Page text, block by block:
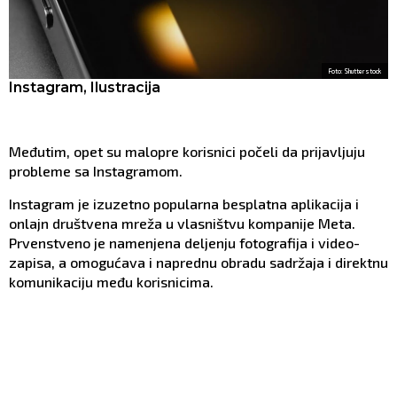
Foto: Shutterstock
Instagram, Ilustracija
Međutim, opet su malopre korisnici počeli da prijavljuju
probleme sa Instagramom.
Instagram je izuzetno popularna besplatna aplikacija i
onlajn društvena mreža u vlasništvu kompanije Meta.
Prvenstveno je namenjena deljenju fotografija i video-
zapisa, a omogućava i naprednu obradu sadržaja i direktnu
komunikaciju među korisnicima.